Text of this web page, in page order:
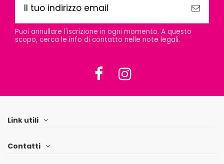
Puoi annullare l'iscrizione in ogni momento. A questo
scopo, cerca le info di contatto nelle note legali.
Link utili
Contatti